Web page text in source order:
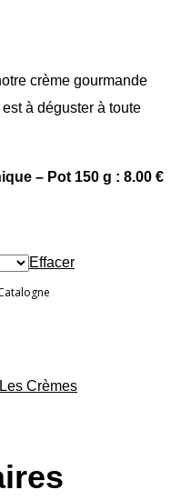
crème gourmande
à déguster à toute
– Pot 150 g : 8.00 €
Effacer
Les Crèmes